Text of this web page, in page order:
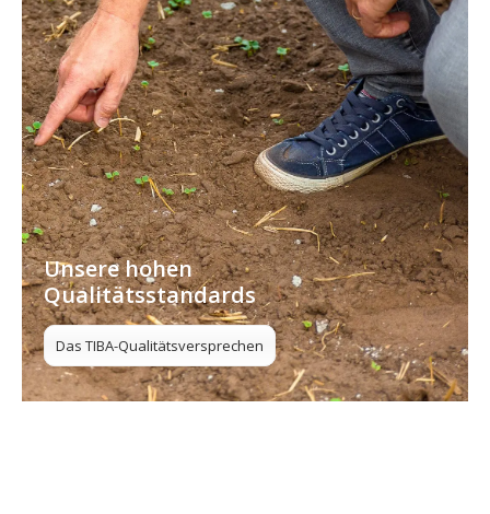
Unsere hohen
Qualitätsstandards
Das TIBA-Qualitätsversprechen